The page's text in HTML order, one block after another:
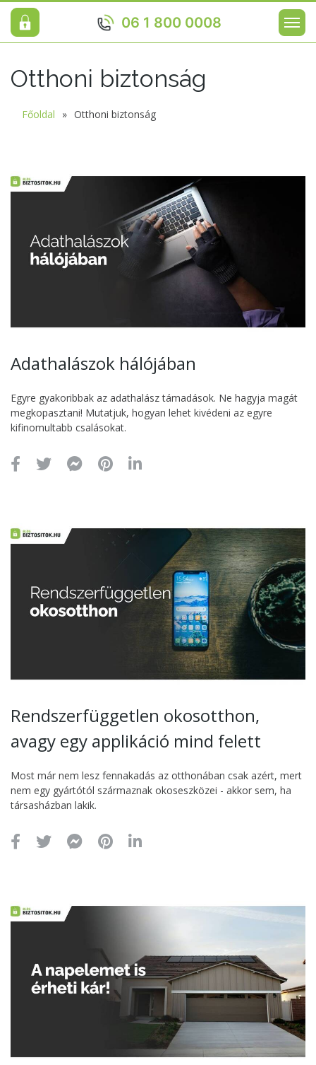
06 1 800 0008
Otthoni biztonság
Főoldal Otthoni biztonság
Adathalászok hálójában
Egyre gyakoribbak az adathalász támadások. Ne hagyja magát
megkopasztani! Mutatjuk, hogyan lehet kivédeni az egyre
kifinomultabb csalásokat.
Rendszerfüggetlen okosotthon,
avagy egy applikáció mind felett
Most már nem lesz fennakadás az otthonában csak azért, mert
nem egy gyártótól származnak okoseszközei - akkor sem, ha
társasházban lakik.